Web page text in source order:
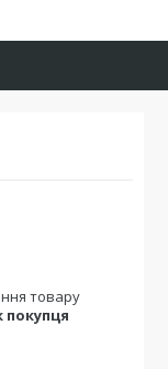
товару
покупця